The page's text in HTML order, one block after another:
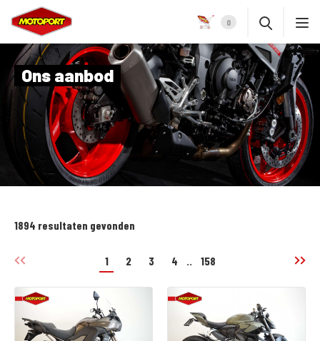
0
Ons aanbod
1894 resultaten gevonden
1 2 3 4 .. 158